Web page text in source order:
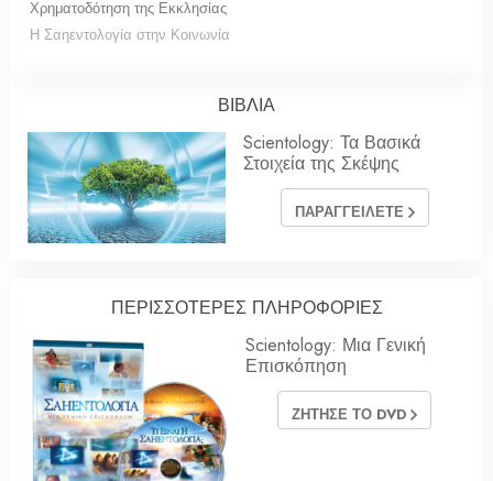
Χρηματοδότηση της Εκκλησίας
Η Σαηεντολογία στην Κοινωνία
ΒΙΒΛΙΑ
Scientology: Τα Βασικά
Στοιχεία της Σκέψης
ΠΑΡΑΓΓΕΙΛΕΤΕ
ΠΕΡΙΣΣΟΤΕΡΕΣ ΠΛΗΡΟΦΟΡΙΕΣ
Scientology: Μια Γενική
Επισκόπηση
ΖΗΤΗΣΕ ΤΟ DVD